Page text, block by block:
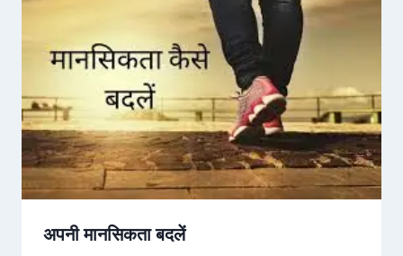
अपनी मानसिकता बदलें